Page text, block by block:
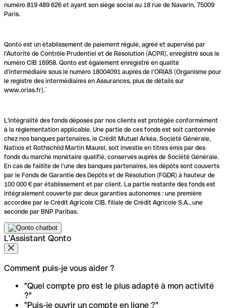
numéro 819 489 626 et ayant son siège social au 18 rue de Navarin, 75009
Paris.
Qonto est un établissement de paiement régulé, agréé et supervisé par
l'Autorité de Contrôle Prudentiel et de Résolution (ACPR), enregistré sous le
numéro CIB 16958. Qonto est également enregistré en qualité
d’intermédiaire sous le numéro 18004091 auprès de l’ORIAS (Organisme pour
le registre des intermédiaires en Assurances, plus de détails sur
www.orias.fr).`
L'intégralité des fonds déposés par nos clients est protégée conformément
à la réglementation applicable. Une partie de ces fonds est soit cantonnée
chez nos banques partenaires, le Crédit Mutuel Arkéa, Société Générale,
Natixis et Rothschild Martin Maurel, soit investie en titres émis par des
fonds du marché monétaire qualifié, conservés auprès de Société Générale.
En cas de faillite de l’une des banques partenaires, les dépôts sont couverts
par le Fonds de Garantie des Dépôts et de Résolution (FGDR) à hauteur de
100 000 € par établissement et par client. La partie restante des fonds est
intégralement couverte par deux garanties autonomes : une première
accordée par le Crédit Agricole CIB, filiale de Crédit Agricole S.A., une
seconde par BNP Paribas.
L'Assistant Qonto
Comment puis-je vous aider ?
"Quel compte pro est le plus adapté à mon activité
?"
"Puis-je ouvrir un compte en ligne ?"